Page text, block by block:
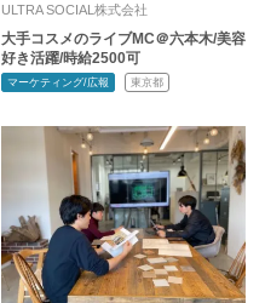
ULTRA SOCIAL株式会社
大手コスメのライブMC＠六本木/美容
好き活躍/時給2500可
マーケティング/広報 東京都